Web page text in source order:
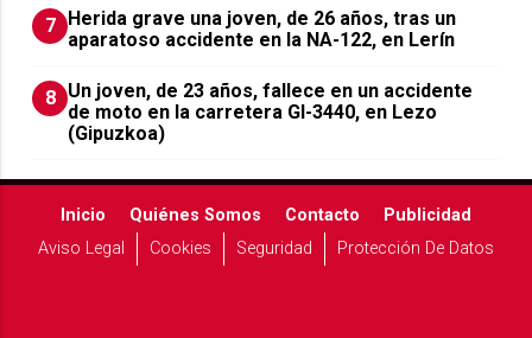
7
Herida grave una joven, de 26 años, tras un
aparatoso accidente en la NA-122, en Lerín
8 Un joven, de 23 años, fallece en un accidente
de moto en la carretera GI-3440, en Lezo
(Gipuzkoa)
Inicio Quiénes Somos Contacto
Publicidad
Aviso Legal
Cookies Seguridad Protección De Datos